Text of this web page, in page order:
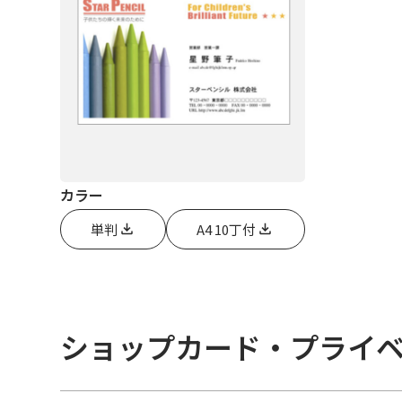
カラー
単判 A4 10丁付
ショップカード・プライ